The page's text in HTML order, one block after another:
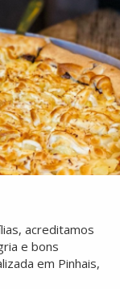
acreditamos
e bons
em Pinhais,